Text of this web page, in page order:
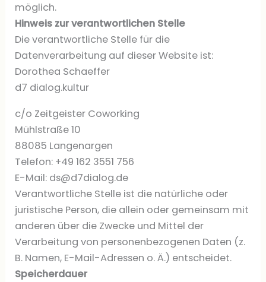
möglich.
Hinweis zur verantwortlichen Stelle
Die verantwortliche Stelle für die
Datenverarbeitung auf dieser Website ist:
Dorothea Schaeffer
d7 dialog.kultur
c/o Zeitgeister Coworking
Mühlstraße 10
88085 Langenargen
Telefon: +49 162 3551 756
E-Mail: ds@d7dialog.de
Verantwortliche Stelle ist die natürliche oder
juristische Person, die allein oder gemeinsam mit
anderen über die Zwecke und Mittel der
Verarbeitung von personenbezogenen Daten (z.
B. Namen, E-Mail-Adressen o. Ä.) entscheidet.
Speicherdauer